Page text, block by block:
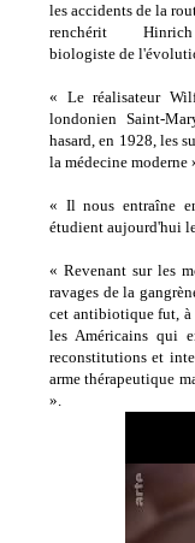
les accidents de la
renchérit
biologiste de
« Le réalisateur
londonien Saint-
hasard, en 1928, les
la médecine moderne
« Il nous entraîne
étudient aujourd'hui
« Revenant sur les
ravages de la
cet antibiotique fut, à
les Américains qui
reconstitutions et
arme thérapeutique
».